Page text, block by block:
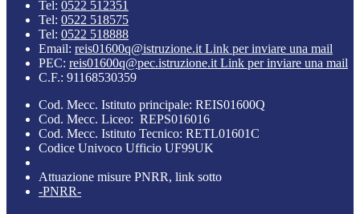
Tel: 0522 512351
Tel: 0522 518575
Tel: 0522 518888
Email: reis01600q@istruzione.it Link per inviare una mail
PEC: reis01600q@pec.istruzione.it Link per inviare una mail
C.F.: 91168530359
Cod. Mecc. Istituto principale: REIS01600Q
Cod. Mecc. Liceo: REPS016016
Cod. Mecc. Istituto Tecnico: RETL01601C
Codice Univoco Ufficio UF99UK
Attuazione misure PNRR, link sotto
-PNRR-